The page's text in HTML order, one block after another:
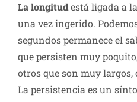
La longitudestá ligada a
una vez ingerido.
segundos permanece el
que persisten muy
otros que son muy
La persistencia es un